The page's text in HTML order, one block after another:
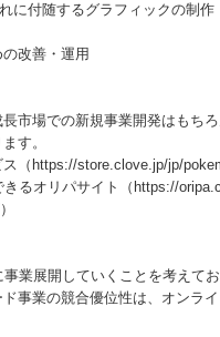
に付随するグラフィックの制作
改善・運用
市場での新規事業開発はもち
す。
（https://store.clove.jp/jp/
るオリパサイト（https://
業展開していくことを考えてお
事業の競合優位性は、オンラ